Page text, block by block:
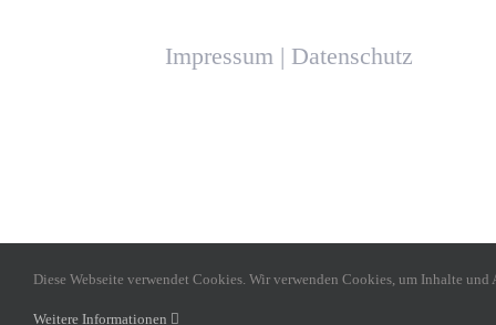
Impressum| Datenschutz
Diese Webseite verwendet Cookies. Wir verwenden Cookies, um Inhalte
Weitere Informationen